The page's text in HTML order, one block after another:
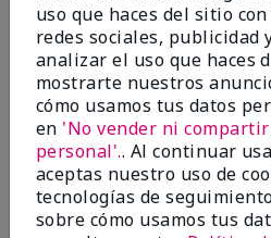
Great Item!
EnviadoHace 9 meses
porVaNessa
deColumbia
Comprador verificado
Evaluado en
marykay.com/en-us/
Comentarios sobre Lash
uso que haces del sitio
redes sociales, publicidad
analizar el uso que haces
mostrarte nuestros
cómo usamos tus datos
en 'No vender ni
personal'.. Al continuar
aceptas nuestro uso de
tecnologías de
sobre cómo usamos tus